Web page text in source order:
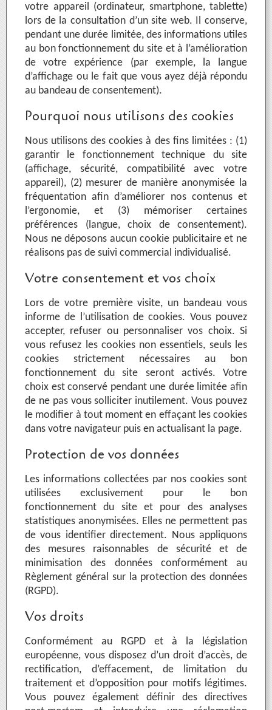
votre appareil (ordinateur, smartphone, tablette)
lors de la consultation d’un site web. Il conserve,
pendant une durée limitée, des informations utiles
au bon fonctionnement du site et à l’amélioration
de votre expérience (par exemple, la langue
d’affichage ou le fait que vous ayez déjà répondu
au bandeau de consentement).
Pourquoi nous utilisons des cookies
Nous utilisons des cookies à des fins limitées : (1)
garantir le fonctionnement technique du site
(affichage, sécurité, compatibilité avec votre
appareil), (2) mesurer de manière anonymisée la
fréquentation afin d’améliorer nos contenus et
l’ergonomie, et (3) mémoriser certaines
préférences (langue, choix de consentement).
Nous ne déposons aucun cookie publicitaire et ne
réalisons pas de suivi commercial individualisé.
Votre consentement et vos choix
Lors de votre première visite, un bandeau vous
informe de l’utilisation de cookies. Vous pouvez
accepter, refuser ou personnaliser vos choix. Si
vous refusez les cookies non essentiels, seuls les
cookies strictement nécessaires au bon
fonctionnement du site seront activés. Votre
choix est conservé pendant une durée limitée afin
de ne pas vous solliciter inutilement. Vous pouvez
le modifier à tout moment en effaçant les cookies
dans votre navigateur puis en actualisant la page.
Protection de vos données
Les informations collectées par nos cookies sont
utilisées exclusivement pour le bon
fonctionnement du site et pour des analyses
statistiques anonymisées. Elles ne permettent pas
de vous identifier directement. Nous appliquons
des mesures raisonnables de sécurité et de
minimisation des données conformément au
Règlement général sur la protection des données
(RGPD).
Vos droits
Conformément au RGPD et à la législation
européenne, vous disposez d’un droit d’accès, de
rectification, d’effacement, de limitation du
traitement et d’opposition pour motifs légitimes.
Vous pouvez également définir des directives